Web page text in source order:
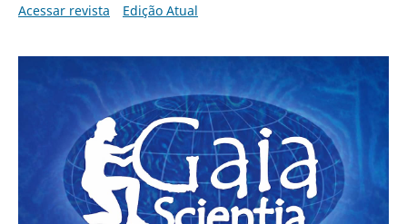
Acessar revista
Edição Atual